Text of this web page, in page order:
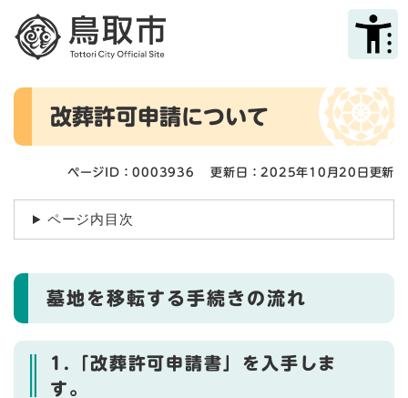
メニューを飛ばして本文へ
本
改葬許可申請について
ページID：0003936 更新日：2025年10月20日更新
ページ内目次
墓地を移転する手続きの流れ
1.「改葬許可申請書」を入手しま
す。